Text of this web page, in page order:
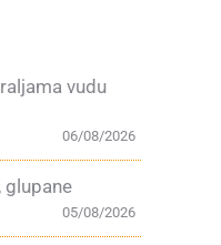
vudu
06/08/2026
glupane
05/08/2026